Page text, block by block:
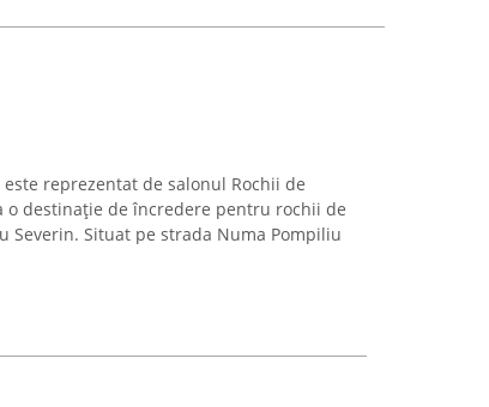
reprezentat de salonul Rochii de
o destinație de încredere pentru rochii de
Severin. Situat pe strada Numa Pompiliu